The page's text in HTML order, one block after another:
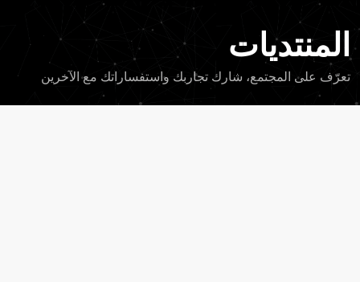
المنتديات
تعرّف على المجتمع، شارك تجاربك واستفساراتك مع الآخرين